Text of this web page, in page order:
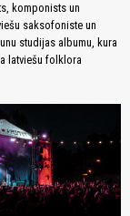
komponists un
saksofoniste un
studijas albumu, kura
latviešu folklora